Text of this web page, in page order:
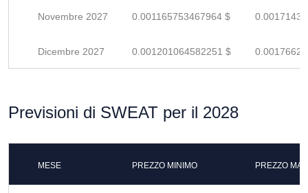
Novembre 2027 0.001165753467964 $
Dicembre 2027 0.001201064582251 $
Previsioni di SWEAT per il 2028
MESE PREZZO MINIMO PREZZO